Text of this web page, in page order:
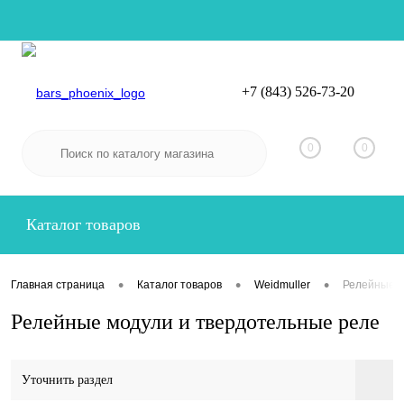
Вход
+7 (843) 526-73-20
0 0
Каталог товаров
Главная страница • Каталог товаров • Weidmuller • Релейные
Релейные модули и твердотельные реле
Уточнить раздел